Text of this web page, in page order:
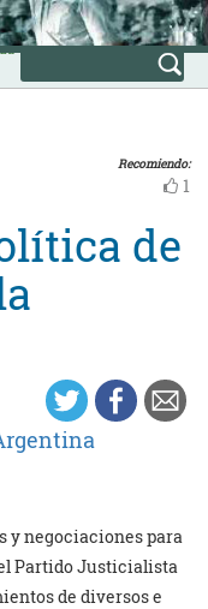
Recomiendo:
1
de
y negociaciones para
Partido Justicialista
de diversos e